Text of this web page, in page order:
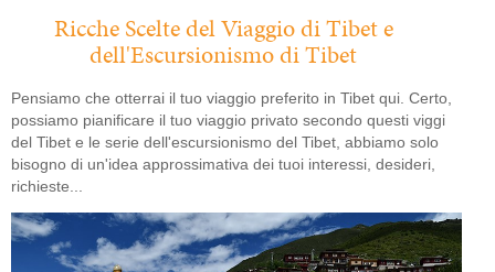
Ricche Scelte del Viaggio di Tibet e
dell'Escursionismo di Tibet
Pensiamo che otterrai il tuo viaggio preferito in Tibet qui. Certo,
possiamo pianificare il tuo viaggio privato secondo questi viggi
del Tibet e le serie dell'escursionismo del Tibet, abbiamo solo
bisogno di un'idea approssimativa dei tuoi interessi, desideri,
richieste...